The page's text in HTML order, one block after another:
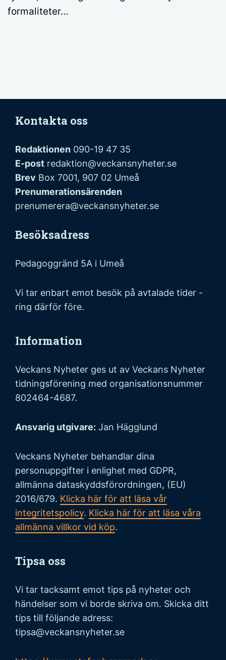
formaliteter…
Kontakta oss
Redaktionen 090-19 47 35
E-post redaktion@veckansnyheter.se
Brev Box 7001, 907 02 Umeå
Prenumerationsärenden
prenumerera@veckansnyheter.se
Besöksadress
Pedagoggränd 5A i Umeå
Vi tar enbart emot besök på avtalade tider -
ring därför före.
Information
Veckans Nyheter ges ut av Veckans Nyheter
tidningsförening med organisationsnummer
802464-4687.
Ansvarig utgivare: Jan Hägglund
Veckans Nyheter behandlar dina
personuppgifter i enlighet med GDPR,
allmänna dataskyddsförordningen, (EU)
2016/679. Klicka här för att läsa vår
integritetspolicy. Klicka här för att läsa våra
allmänna villkor vid köp.
Tipsa oss
Vi tar tacksamt emot tips på nyheter och
händelser som vi borde skriva om. Skicka ditt
tips till följande adress:
tipsa@veckansnyheter.se